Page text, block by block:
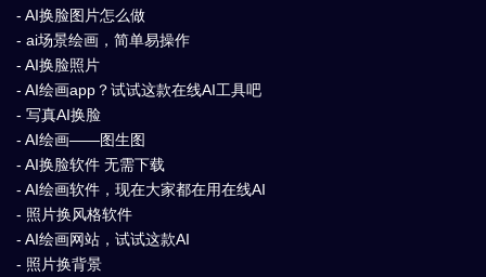
- AI换脸图片怎么做
- ai场景绘画，简单易操作
- AI换脸照片
- AI绘画app？试试这款在线AI工具吧
- 写真AI换脸
- AI绘画——图生图
- AI换脸软件 无需下载
- AI绘画软件，现在大家都在用在线AI
- 照片换风格软件
- AI绘画网站，试试这款AI
- 照片换背景